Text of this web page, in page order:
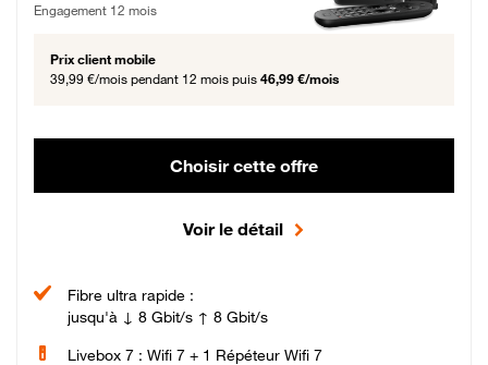
Engagement 12 mois
Prix client mobile
39,99 €/mois pendant 12 mois puis 46,99 €/mois
Choisir cette offre
Voir le détail
Fibre ultra rapide :
jusqu'à ↓ 8 Gbit/s ↑ 8 Gbit/s
Livebox 7 : Wifi 7 + 1 Répéteur Wifi 7